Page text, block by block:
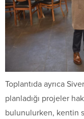
Toplantıda ayrıca
planladığı projeler
bulunulurken, kentin